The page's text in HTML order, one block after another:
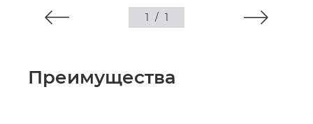
1 / 1
Преимущества